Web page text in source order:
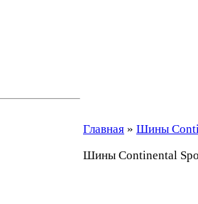
Главная » Шины
Шины Continental